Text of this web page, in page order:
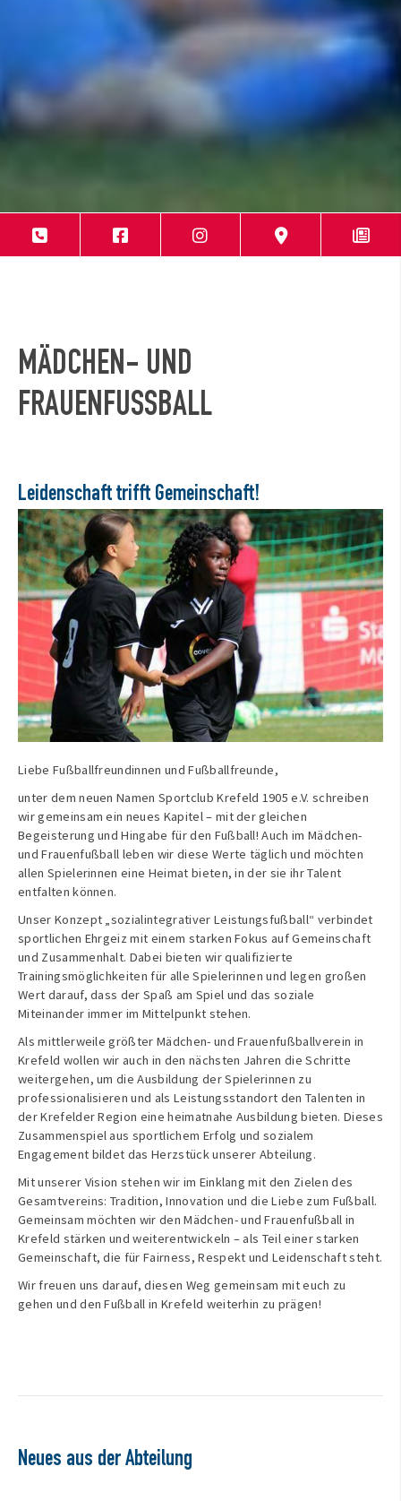
MÄDCHEN- UND
FRAUENFUSSBALL
Leidenschaft trifft Gemeinschaft!
Liebe Fußballfreundinnen und Fußballfreunde,
unter dem neuen Namen Sportclub Krefeld 1905 e.V. schreiben
wir gemeinsam ein neues Kapitel – mit der gleichen
Begeisterung und Hingabe für den Fußball! Auch im Mädchen-
und Frauenfußball leben wir diese Werte täglich und möchten
allen Spielerinnen eine Heimat bieten, in der sie ihr Talent
entfalten können.
Unser Konzept „sozialintegrativer Leistungsfußball“ verbindet
sportlichen Ehrgeiz mit einem starken Fokus auf Gemeinschaft
und Zusammenhalt. Dabei bieten wir qualifizierte
Trainingsmöglichkeiten für alle Spielerinnen und legen großen
Wert darauf, dass der Spaß am Spiel und das soziale
Miteinander immer im Mittelpunkt stehen.
Als mittlerweile größter Mädchen- und Frauenfußballverein in
Krefeld wollen wir auch in den nächsten Jahren die Schritte
weitergehen, um die Ausbildung der Spielerinnen zu
professionalisieren und als Leistungsstandort den Talenten in
der Krefelder Region eine heimatnahe Ausbildung bieten. Dieses
Zusammenspiel aus sportlichem Erfolg und sozialem
Engagement bildet das Herzstück unserer Abteilung.
Mit unserer Vision stehen wir im Einklang mit den Zielen des
Gesamtvereins: Tradition, Innovation und die Liebe zum Fußball.
Gemeinsam möchten wir den Mädchen- und Frauenfußball in
Krefeld stärken und weiterentwickeln – als Teil einer starken
Gemeinschaft, die für Fairness, Respekt und Leidenschaft steht.
Wir freuen uns darauf, diesen Weg gemeinsam mit euch zu
gehen und den Fußball in Krefeld weiterhin zu prägen!
Neues aus der Abteilung